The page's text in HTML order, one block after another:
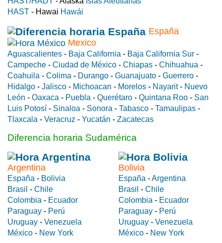
HAST - Hawai Hawái
España
Mexico
Aguascalientes - Baja California - Baja California Sur -
Campeche - Ciudad de México - Chiapas - Chihuahua -
Coahuila - Colima - Durango - Guanajuato - Guerrero -
Hidalgo - Jalisco - Michoacan - Morelos - Nayarit- Nuevo
León - Oaxaca - Puebla - Querétaro - Quintana Roo - San
Luis Potosí - Sinaloa - Sonora - Tabasco - Tamaulipas -
Tlaxcala - Veracruz - Yucatán - Zacatecas
Diferencia horaria Sudamérica
Argentina
España - Bolivia
Brasil - Chile
Colombia - Ecuador
Paraguay - Perú
Uruguay - Venezuela
México - New York
Bolivia
España -Argentina
Brasil - Chile
Colombia - Ecuador
Paraguay - Perú
Uruguay - Venezuela
México - New York